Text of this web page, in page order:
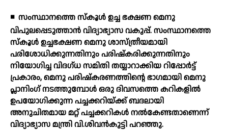
◾ സംസ്ഥാനത്തെ സ്‌കൂള്‍ ഉച്ച ഭക്ഷണ മെനു
വിപുലപ്പെടുത്താന്‍ വിദ്യാഭ്യാസ വകുപ്പ്. സംസ്ഥാനത്തെ
സ്‌കൂള്‍ ഉച്ചഭക്ഷണ മെനു ശാസ്ത്രീയമായി
പരിശോധിക്കുന്നതിനും പരിഷ്‌കരിക്കുന്നതിനും
നിയോഗിച്ച വിദഗ്ധ സമിതി തയ്യാറാക്കിയ റിപ്പോര്‍ട്ട്
പ്രകാരം, മെനു പരിഷ്‌കരണത്തിന്റെ ഭാഗമായി മെനു
പ്ലാനിംഗ് നടത്തുമ്പോള്‍ ഒരു ദിവസത്തെ കറികളില്‍
ഉപയോഗിക്കുന്ന പച്ചക്കറിയ്ക്ക് ബദലായി
അനുചിതമായ മറ്റ് പച്ചക്കറികള്‍ നല്‍കേണ്ടതാണെന്ന്
വിദ്യാഭ്യാസ മന്ത്രി വി.ശിവന്‍കുട്ടി പറഞ്ഞു.